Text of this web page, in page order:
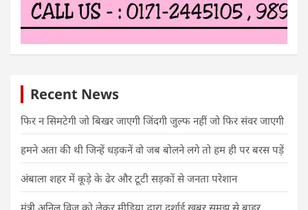
Recent News
फिर न सिमटेगी जो बिखर जाएगी जिंदगी जुल्फ नहीं जो फिर संवर जाएगी
हमने अता की थी जिन्हें धड़कनें वो जब बोलने लगे तो हम ही पर बरस पड़ें
अंबाला शहर में कूड़े के ढेर और टूटी सड़कों से जनता परेशान